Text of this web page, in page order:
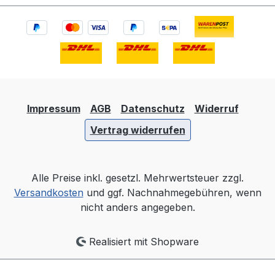
Impressum AGB Datenschutz
Widerruf
Vertrag widerrufen
Alle Preise inkl. gesetzl. Mehrwertsteuer zzgl.
Versandkostenund ggf. Nachnahmegebühren, wenn
nicht anders angegeben.
Realisiert mit Shopware